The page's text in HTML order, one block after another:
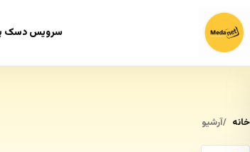
سرویس دسک
خانه آرشیو